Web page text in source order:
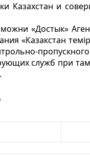
Казахстан и
«Достык»
«Казакстан
служб при